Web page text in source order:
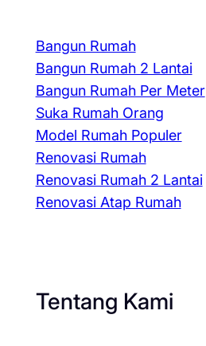
Bangun Rumah
Bangun Rumah 2 Lantai
Bangun Rumah Per Meter
Suka Rumah Orang
Model Rumah Populer
Renovasi Rumah
Renovasi Rumah 2 Lantai
Renovasi Atap Rumah
Tentang Kami